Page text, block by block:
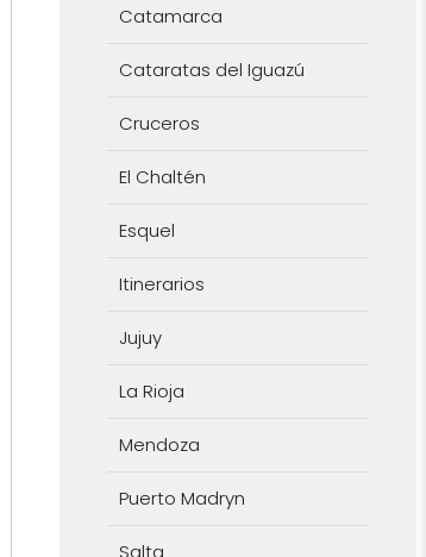
Catamarca
Cataratas del Iguazú
Cruceros
El Chaltén
Esquel
Itinerarios
Jujuy
La Rioja
Mendoza
Puerto Madryn
Salta